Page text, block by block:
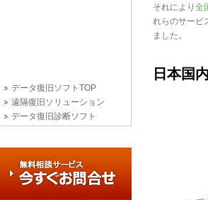
データ復旧ソフトTOP
遠隔復旧ソリューション
データ復旧診断ソフト
それにより 全
れらのサービ
ました。
日本国